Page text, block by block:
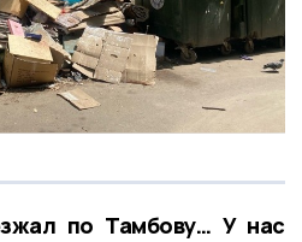
по Тамбову… У нас